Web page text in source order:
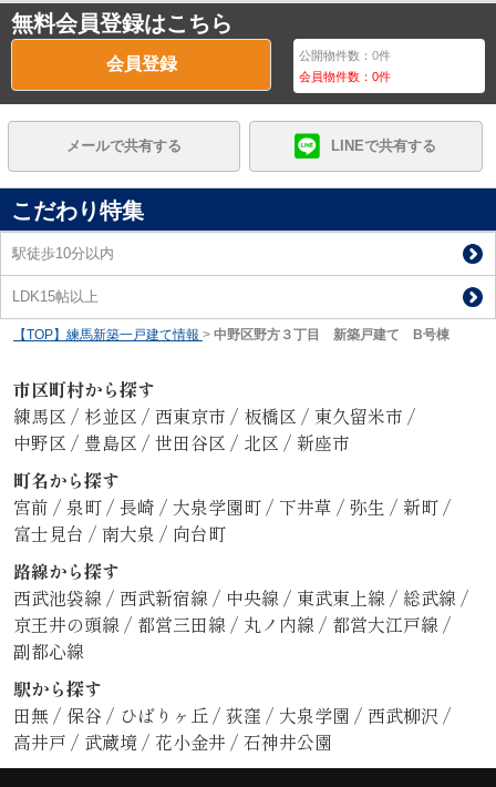
無料会員登録はこちら
会員登録 公開物件数：0件
会員物件数：0件
メールで共有する LINEで共有する
こだわり特集
駅徒歩10分以内
LDK15帖以上
【TOP】練馬新築一戸建て情報 > 中野区野方３丁目 新築戸建て B号棟
市区町村から探す
練馬区 / 杉並区 / 西東京市 / 板橋区 / 東久留米市 /
中野区 / 豊島区 / 世田谷区 / 北区 / 新座市
町名から探す
宮前 / 泉町 / 長崎 / 大泉学園町 / 下井草 / 弥生 / 新町 /
富士見台 / 南大泉 / 向台町
路線から探す
西武池袋線 / 西武新宿線 / 中央線 / 東武東上線 / 総武線 /
京王井の頭線 / 都営三田線 / 丸ノ内線 / 都営大江戸線 /
副都心線
駅から探す
田無 / 保谷 / ひばりヶ丘 / 荻窪 / 大泉学園 / 西武柳沢 /
高井戸 / 武蔵境 / 花小金井 / 石神井公園